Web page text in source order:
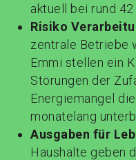
aktuell bei rund 42
Risiko
zentrale Betriebe
Emmi stellen ein
Störungen der
Energiemangel
monatelang
Ausgaben für
Haushalte geben